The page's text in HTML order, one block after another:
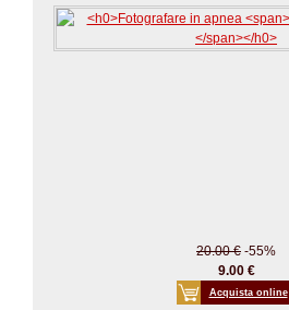
20.00 € -55%
9.00 €
Acquista online